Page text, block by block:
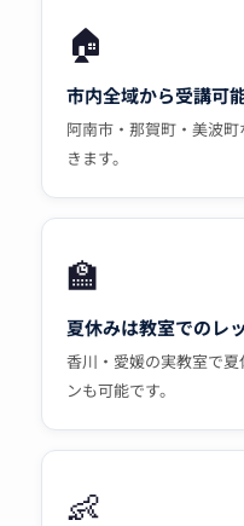
🏠
市内全域から受講可
阿南市・那賀町・美波
きます。
🏫
夏休みは教室でのレ
香川・愛媛の実教室で
ンも可能です。
👶